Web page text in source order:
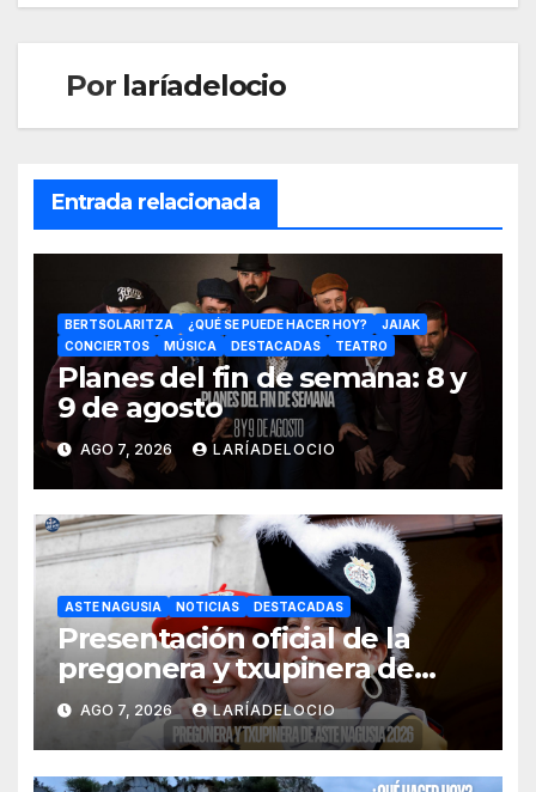
Por laríadelocio
Entrada relacionada
BERTSOLARITZA ¿QUÉ SE PUEDE HACER HOY?
JAIAK
CONCIERTOS
MÚSICA DESTACADAS TEATRO
Planes del fin de semana: 8 y
9 de agosto
AGO 7, 2026 LARÍADELOCIO
ASTE NAGUSIA NOTICIAS DESTACADAS
Presentación oficial de la
pregonera y txupinera de
Aste Nagusia 2026
AGO 7, 2026 LARÍADELOCIO